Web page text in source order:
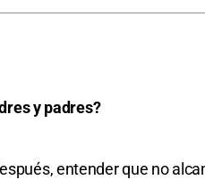
y padres?
entender que no